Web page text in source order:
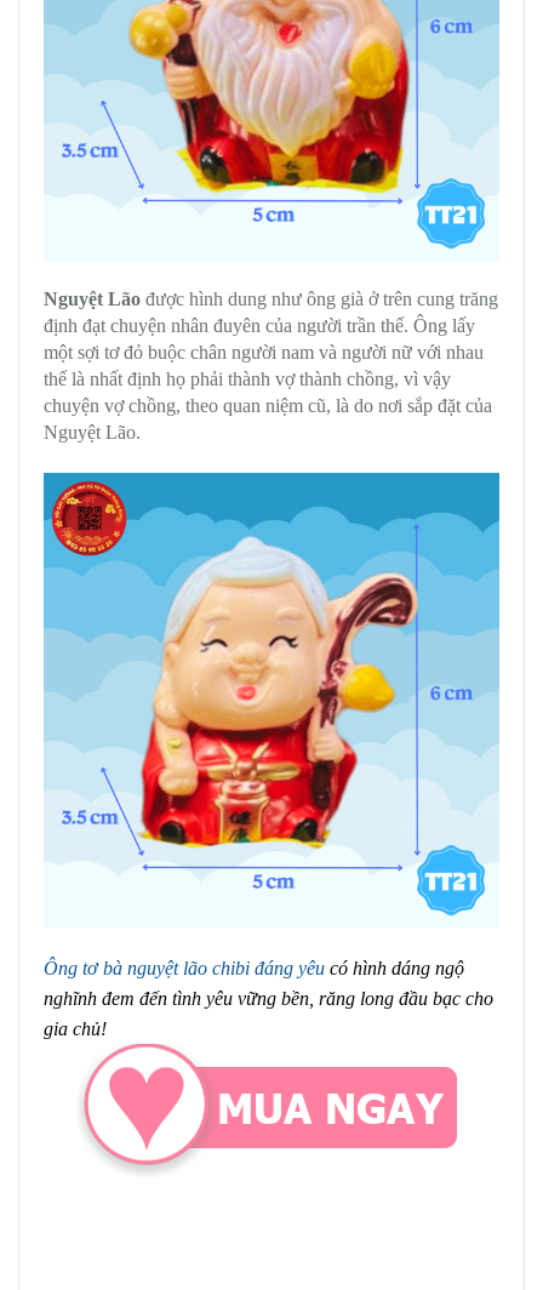
Nguyệt Lão được hình dung như ông già ở trên cung trăng
định đạt chuyện nhân đuyên của người trần thế. Ông lấy
một sợi tơ đỏ buộc chân người nam và người nữ với nhau
thế là nhất định họ phải thành vợ thành chồng, vì vậy
chuyện vợ chồng, theo quan niệm cũ, là do nơi sắp đặt của
Nguyệt Lão.
Ông tơ bà nguyệt lão chibi đáng yêu có hình dáng ngộ
nghĩnh đem đến tình yêu vững bền, răng long đầu bạc cho
gia chủ!